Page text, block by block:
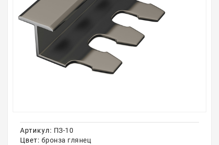
Крепёж и крепления
Садовая мебель
Оплата
Акции
Артикул: ПЗ-10
Цвет: бронза глянец